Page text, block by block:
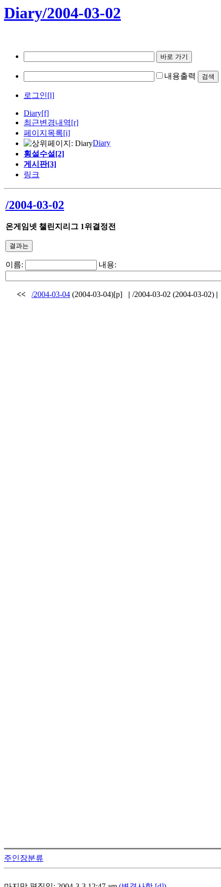
Diary/2004-03-02
내용출력
로그인[l]
Diary[f]
최근변경내역[r]
페이지목록[i]
Diary
횡설수설[2]
게시판[3]
링크
/2004-03-02
온게임넷 챌린지리그 1위결정전
결과는
이름: 내용:
<< /2004-03-04 (2004-03-04)[p] | /2004-03-02 (2004-03-02) |
주인장분류